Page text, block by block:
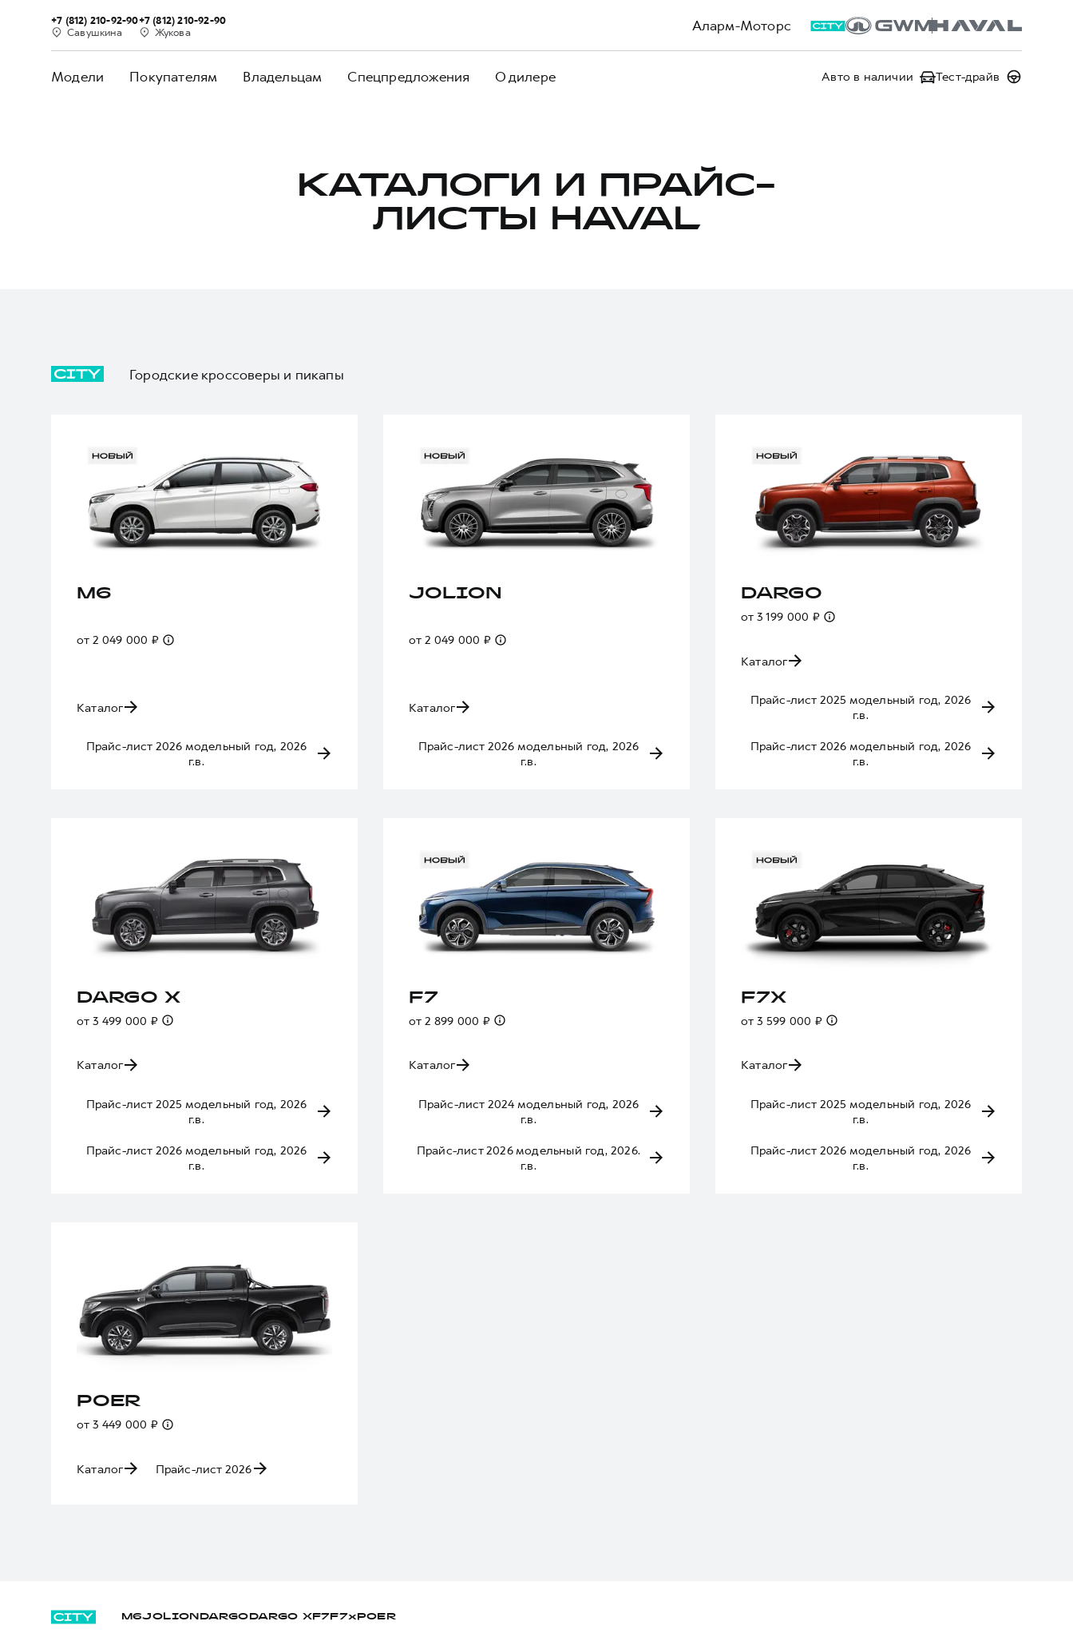
Аларм-Моторс
+7 (812) 210-92-90
Савушкина
+7 (812) 210-92-90
Жукова
Модели Покупателям Владельцам Спецпредложения О дилере Авто в наличии Тест-драйв
КАТАЛОГИ И ПРАЙС-
ЛИСТЫ HAVAL
Городские кроссоверы и пикапы
M6
от 2 049 000 ₽
Каталог
Прайс-лист 2026 модельный год, 2026
г.в.
JOLION
от 2 049 000 ₽
Каталог
Прайс-лист 2026 модельный год, 2026
г.в.
DARGO
от 3 199 000 ₽
Каталог
Прайс-лист 2025 модельный год, 2026
г.в.
Прайс-лист 2026 модельный год, 2026
г.в.
DARGO X
от 3 499 000 ₽
Каталог
Прайс-лист 2025 модельный год, 2026
г.в.
Прайс-лист 2026 модельный год, 2026
г.в.
F7
от 2 899 000 ₽
Каталог
Прайс-лист 2024 модельный год, 2026
г.в.
Прайс-лист 2026 модельный год, 2026.
г.в.
F7X
от 3 599 000 ₽
Каталог
Прайс-лист 2025 модельный год, 2026
г.в.
Прайс-лист 2026 модельный год, 2026
г.в.
POER
от 3 449 000 ₽
Каталог Прайс-лист 2026
M6JOLION DARGO DARGO Х F7 F7x POER